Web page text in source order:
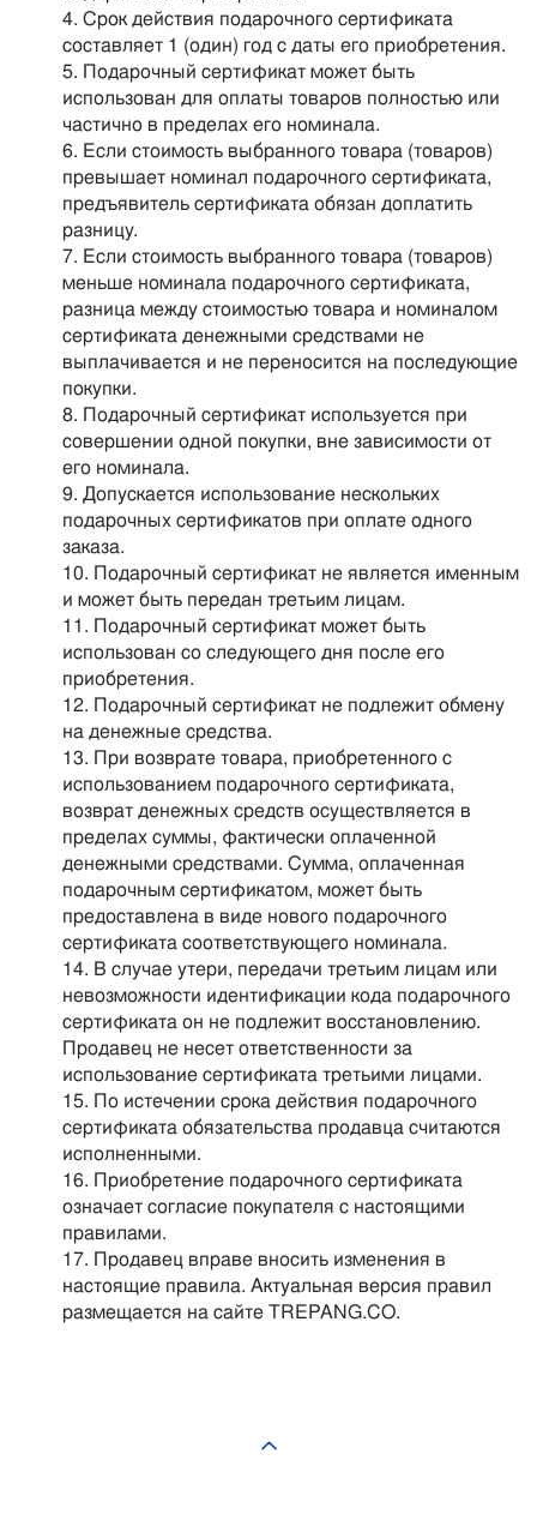
Срок действия подарочного сертификата
составляет 1 (один) год с даты его приобретения.
Подарочный сертификат может быть
использован для оплаты товаров полностью или
частично в пределах его номинала.
Если стоимость выбранного товара (товаров)
превышает номинал подарочного сертификата,
предъявитель сертификата обязан доплатить
разницу.
Если стоимость выбранного товара (товаров)
меньше номинала подарочного сертификата,
разница между стоимостью товара и номиналом
сертификата денежными средствами не
выплачивается и не переносится на последующие
покупки.
Подарочный сертификат используется при
совершении одной покупки, вне зависимости от
его номинала.
Допускается использование нескольких
подарочных сертификатов при оплате одного
заказа.
Подарочный сертификат не является именным
и может быть передан третьим лицам.
Подарочный сертификат может быть
использован со следующего дня после его
приобретения.
Подарочный сертификат не подлежит обмену
на денежные средства.
При возврате товара, приобретенного с
использованием подарочного сертификата,
возврат денежных средств осуществляется в
пределах суммы, фактически оплаченной
денежными средствами. Сумма, оплаченная
подарочным сертификатом, может быть
предоставлена в виде нового подарочного
сертификата соответствующего номинала.
В случае утери, передачи третьим лицам или
невозможности идентификации кода подарочного
сертификата он не подлежит восстановлению.
Продавец не несет ответственности за
использование сертификата третьими лицами.
По истечении срока действия подарочного
сертификата обязательства продавца считаются
исполненными.
Приобретение подарочного сертификата
означает согласие покупателя с настоящими
правилами.
Продавец вправе вносить изменения в
настоящие правила. Актуальная версия правил
размещается на сайте TREPANG.CO.